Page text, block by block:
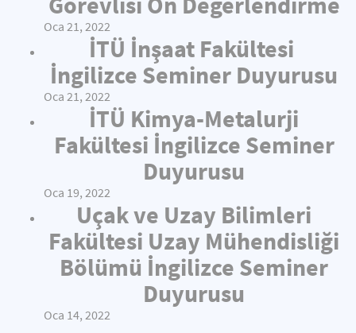
Oca 21, 2022
İTÜ İnşaat Fakültesi
İngilizce Seminer Duyurusu
Oca 21, 2022
İTÜ Kimya-Metalurji
Fakültesi İngilizce Seminer
Duyurusu
Oca 19, 2022
Uçak ve Uzay Bilimleri
Fakültesi Uzay Mühendisliği
Bölümü İngilizce Seminer
Duyurusu
Oca 14, 2022